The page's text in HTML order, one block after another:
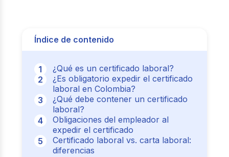
Índice de contenido
¿Qué es un certificado laboral?
¿Es obligatorio expedir el certificado
laboral en Colombia?
¿Qué debe contener un certificado
laboral?
Obligaciones del empleador al
expedir el certificado
Certificado laboral vs. carta laboral:
diferencias